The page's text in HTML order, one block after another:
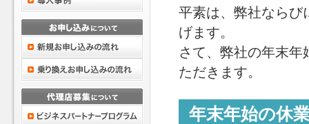
平素は、弊社ならび
げます。
さて、弊社の年末
ただきます。
年末年始の休